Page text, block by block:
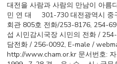
대전을 사람과 사람의 만남이 아름
민 연 대 301-730 대전광역시 중
회관 805호 전화/253-8176, 254-
섭 시민감시국장 시민의 전화 /
담전화 / 256-0092, E-male /
http://www.cham.or.kr 문서번호: